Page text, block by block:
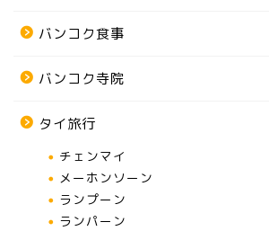
バンコク食事
バンコク寺院
タイ旅行
チェンマイ
メーホンソーン
ランプーン
ランパーン